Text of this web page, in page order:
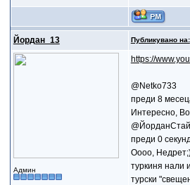
Йордан_13 Публикувано на:
Админ
https://
@Netko733
преди 8
Интересно,
преди 0
Оооо,
туркиня нали
турски